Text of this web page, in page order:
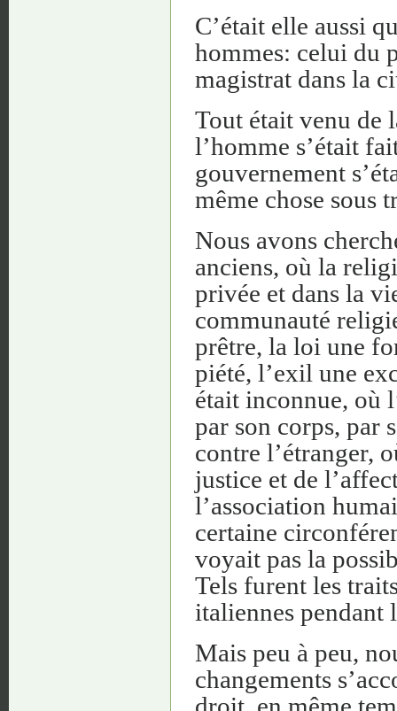
C’était elle aussi
hommes: celui du
magistrat dans la
Tout était venu de
l’homme s’était
gouvernement
même chose sous
Nous avons
anciens, où la
privée et dans la
communauté
prêtre, la loi une
piété, l’exil une
était inconnue, où
par son corps, par
contre l’étranger,
justice et de
l’association
certaine
voyait pas la
Tels furent les
italiennes pendant
Mais peu à peu,
changements
droit, en même